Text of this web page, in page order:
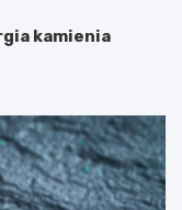
kamienia